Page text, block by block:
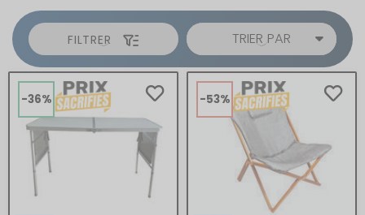
FILTRER TRIER PAR
-36% -53%